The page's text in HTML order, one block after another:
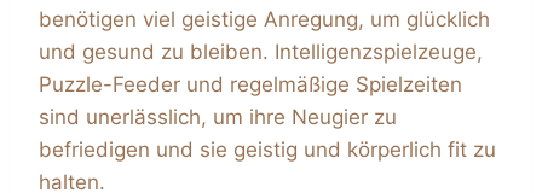
benötigen viel geistige Anregung, um glücklich
und gesund zu bleiben. Intelligenzspielzeuge,
Puzzle-Feeder und regelmäßige Spielzeiten
sind unerlässlich, um ihre Neugier zu
befriedigen und sie geistig und körperlich fit zu
halten.